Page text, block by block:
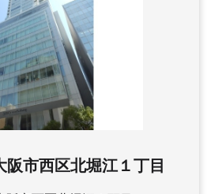
円
：賃料に込み
ヶ月
ヶ月
2LDK
㎡
阪市西区北堀江１丁目